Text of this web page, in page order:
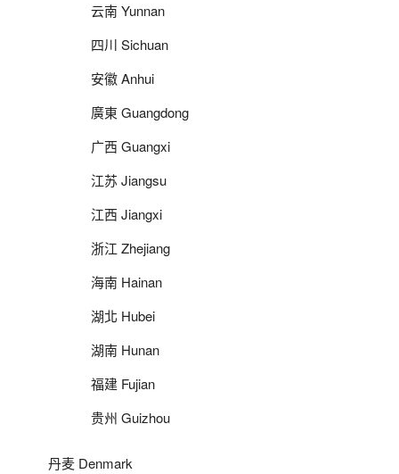
云南 Yunnan
四川 Sichuan
安徽 Anhui
廣東 Guangdong
广西 Guangxi
江苏 Jiangsu
江西 Jiangxi
浙江 Zhejiang
海南 Hainan
湖北 Hubei
湖南 Hunan
福建 Fujian
贵州 Guizhou
丹麦 Denmark